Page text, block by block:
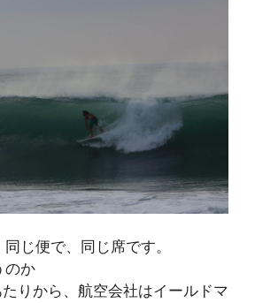
じ便で、同じ席です。
のか
りから、航空会社はイールドマ